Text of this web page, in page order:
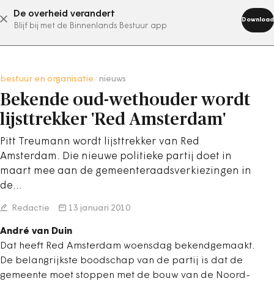
De overheid verandert
Blijf bij met de Binnenlands Bestuur app
Download
abonneer nu
bestuur en organisatie nieuws
Bekende oud-wethouder wordt
lijsttrekker 'Red Amsterdam'
Pitt Treumann wordt lijsttrekker van Red
Amsterdam. Die nieuwe politieke partij doet in
maart mee aan de gemeenteraadsverkiezingen in
de…
Redactie 13 januari 2010
André van Duin
Dat heeft Red Amsterdam woensdag bekendgemaakt.
De belangrijkste boodschap van de partij is dat de
gemeente moet stoppen met de bouw van de Noord-